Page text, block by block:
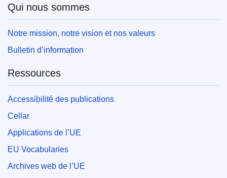
Qui nous sommes
Notre mission, notre vision et nos valeurs
Bulletin d’information
Ressources
Accessibilité des publications
Cellar
Applications de l’UE
EU Vocabularies
Archives web de l’UE